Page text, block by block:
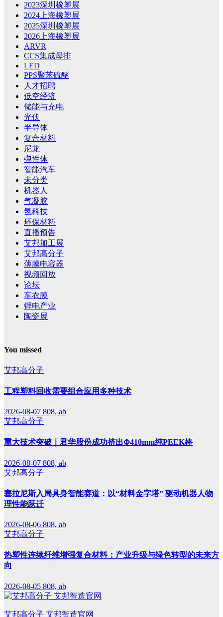
2023深圳橡塑展
2024上海橡塑展
2025深圳橡塑展
2026上海橡塑展
ARVR
CCS集成母排
LED
PPS聚苯硫醚
人才招聘
低空经济
储能与充电
光伏
半导体
复合材料
尼龙
弹性体
智能汽车
未分类
机器人
气凝胶
氢科技
环保材料
直播预告
艾邦加工展
艾邦高分子
薄膜电容器
视频回放
论坛
车衣膜
锂电产业
陶瓷展
You missed
艾邦高分子
工程塑料回收需要组合应用多种技术
2026-08-07 808, ab
艾邦高分子
重大技术突破｜君华股份成功挤出Φ410mm纯PEEK棒
2026-08-07 808, ab
艾邦高分子
塞拉尼斯入局具身智能赛道：以“材料金字塔” 驱动机器人物
理性能跃迁
2026-08-06 808, ab
艾邦高分子
热塑性连续纤维增强复合材料：产业升级与绿色转型的未来方
向
2026-08-05 808, ab
艾邦高分子 艾邦智造官网